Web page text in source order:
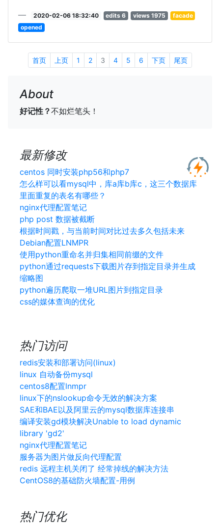
2020-02-06 18:32:40 edits 6 views 1975
facade
opened
首页 上页 1 2 3 4 5 6 下页 尾页
About
好记性？不如烂笔头！
最新修改
centos 同时安装php56和php7
怎么样可以看mysql中，库a库b库c，这三个数据库
里面重复的表名有哪些？
nginx代理配置笔记
php post 数据被截断
根据时间戳，与当前时间对比过去多久包括未来
Debian配置LNMPR
使用python重命名并归集相同前缀的文件
python通过requests下载图片存到指定目录并生成
缩略图
python遍历爬取一堆URL图片到指定目录
css的媒体查询的优化
热门访问
redis安装和部署访问(linux)
linux 自动备份mysql
centos8配置lnmpr
linux下的nslookup命令无效的解决方案
SAE和BAE以及阿里云的mysql数据库连接串
编译安装gd模块解决Unable to load dynamic
library 'gd2'
nginx代理配置笔记
服务器为图片做反向代理配置
redis 远程主机关闭了 经常掉线的解决方法
CentOS8的基础防火墙配置-用例
热门优化